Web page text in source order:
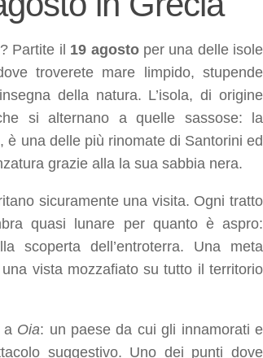
? Partite il 19 agostoper una delle isole
troverete mare limpido, stupende
della natura. L’isola, di origine
si alternano a quelle sassose: la
è una delle più rinomate di Santorini ed
grazie alla la sua sabbia nera.
sicuramente una visita. Ogni tratto
quasi lunare per quanto è aspro:
scoperta dell’entroterra. Una meta
vista mozzafiato su tutto il territorio
a Oia: un paese da cui gli innamorati e
suggestivo. Uno dei punti dove